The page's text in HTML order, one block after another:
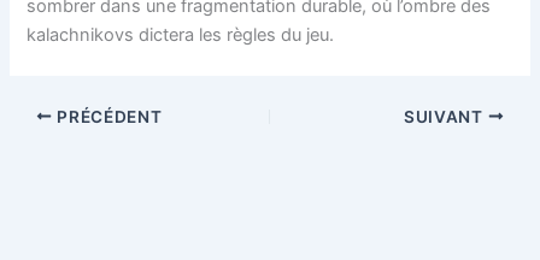
sombrer dans une fragmentation durable, où l’ombre des
kalachnikovs dictera les règles du jeu.
PRÉCÉDENT SUIVANT